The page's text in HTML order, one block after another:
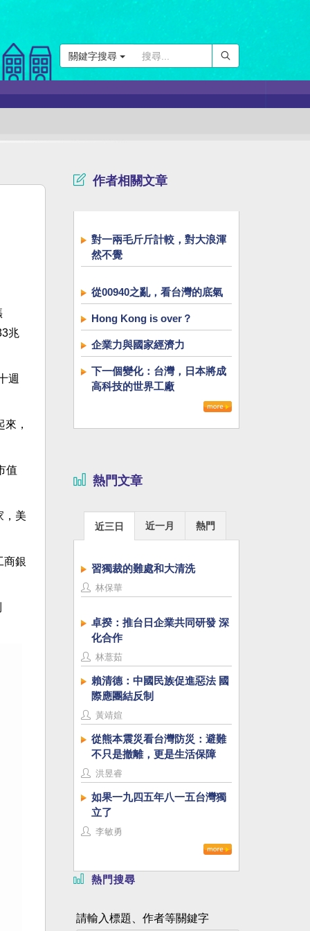
關鍵字搜尋
兆
週
，
值
，美
商銀
作者相關文章
對一兩毛斤斤計較，對大浪渾
然不覺
從00940之亂，看台灣的底氣
Hong Kong is over？
企業力與國家經濟力
下一個變化：台灣，日本將成
高科技的世界工廠
熱門文章
近三日 近一月 熱門
習獨裁的難處和大清洗
林保華
卓揆：推台日企業共同研發 深
化合作
林薏茹
賴清德：中國民族促進惡法 國
際應團結反制
黃靖媗
從熊本震災看台灣防災：避難
不只是撤離，更是生活保障
洪昱睿
如果一九四五年八一五台灣獨
立了
李敏勇
熱門搜尋
請輸入標題、作者等關鍵字